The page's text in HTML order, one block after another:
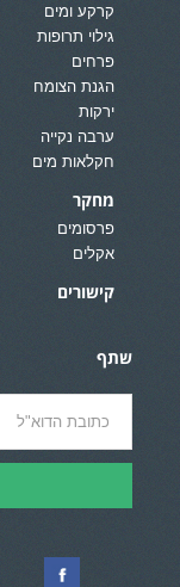
קרקע ומים
גילוי תרופות
פרחים
הגנת הצומח
ירקות
ערבה נקייה
חקלאות מים
מחקר
פרסומים
אקלים
קישורים
שתף